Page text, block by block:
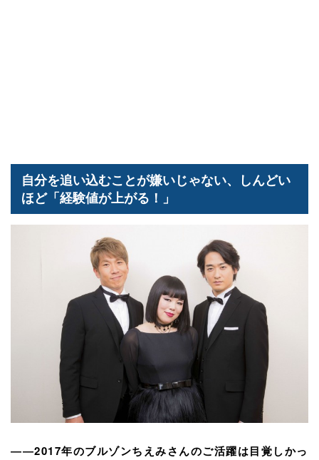
自分を追い込むことが嫌いじゃない、しんどい
ほど「経験値が上がる！」
――2017年のブルゾンちえみさんのご活躍は目覚しかっ